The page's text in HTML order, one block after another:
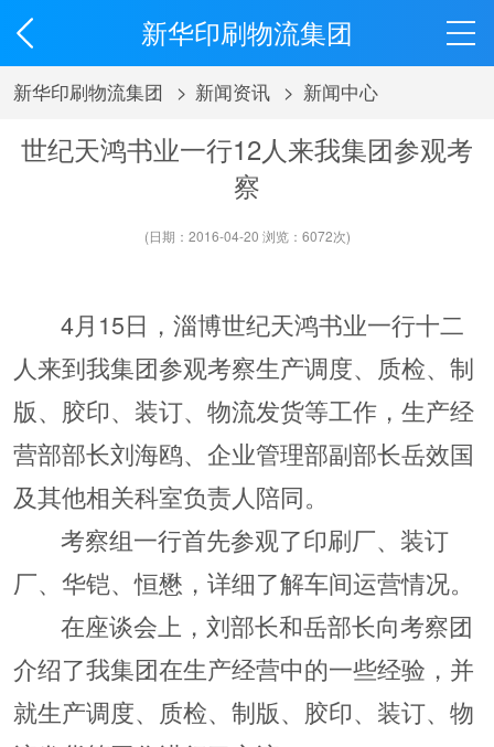
新华印刷物流集团
新华印刷物流集团 > 新闻资讯 > 新闻中心
世纪天鸿书业一行12人来我集团参观考
察
(日期：2016-04-20 浏览： 6072次)
4月15日，淄博世纪天鸿书业一行十二
人来到我集团参观考察生产调度、质检、制
版、胶印、装订、物流发货等工作，生产经
营部部长刘海鸥、企业管理部副部长岳效国
及其他相关科室负责人陪同。
考察组一行首先参观了印刷厂、装订
厂、华铠、恒懋，详细了解车间运营情况。
在座谈会上，刘部长和岳部长向考察团
介绍了我集团在生产经营中的一些经验，并
就生产调度、质检、制版、胶印、装订、物